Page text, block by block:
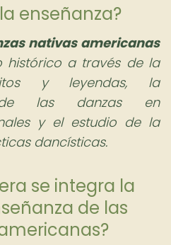
enseñanza?
nativas americanas
histórico a través de la
y leyendas, la
de las danzas en
y el estudio de la
dancísticas.
se integra la
de las